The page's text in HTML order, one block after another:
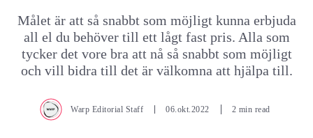
Målet är att så snabbt som möjligt kunna erbjuda
all el du behöver till ett lågt fast pris. Alla som
tycker det vore bra att nå så snabbt som möjligt
och vill bidra till det är välkomna att hjälpa till.
Warp Editorial Staff 06.okt.2022 2 min read